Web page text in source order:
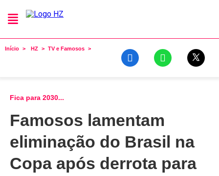
Início HZ TV e Famosos
Fica para 2030...
Famosos lamentam
eliminação do Brasil na
Copa após derrota para